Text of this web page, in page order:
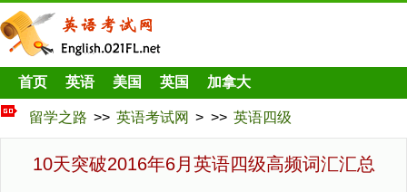
首页 英语 美国 英国 加拿大
留学之路 >> 英语考试网 > >> 英语四级
10天突破2016年6月英语四级高频词汇汇总